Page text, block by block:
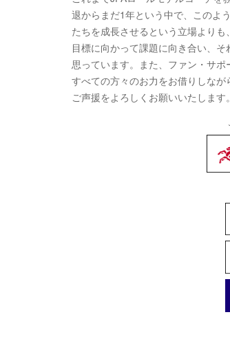
退からまだ1年という中で、このよ
たちを成長させるという立場より
目標に向かって課題に向き合い、
思っています。また、ファン・サ
すべての方々のお力をお借りしな
ご声援をよろしくお願いいたします。